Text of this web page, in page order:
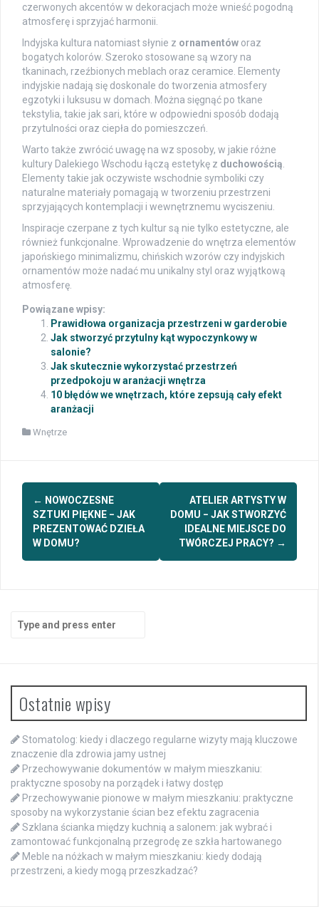
czerwonych akcentów w dekoracjach może wnieść pogodną
atmosferę i sprzyjać harmonii.
Indyjska kultura natomiast słynie z ornamentów oraz
bogatych kolorów. Szeroko stosowane są wzory na
tkaninach, rzeźbionych meblach oraz ceramice. Elementy
indyjskie nadają się doskonale do tworzenia atmosfery
egzotyki i luksusu w domach. Można sięgnąć po tkane
tekstylia, takie jak sari, które w odpowiedni sposób dodają
przytulności oraz ciepła do pomieszczeń.
Warto także zwrócić uwagę na wz sposoby, w jakie różne
kultury Dalekiego Wschodu łączą estetykę z duchowością.
Elementy takie jak oczywiste wschodnie symboliki czy
naturalne materiały pomagają w tworzeniu przestrzeni
sprzyjających kontemplacji i wewnętrznemu wyciszeniu.
Inspiracje czerpane z tych kultur są nie tylko estetyczne, ale
również funkcjonalne. Wprowadzenie do wnętrza elementów
japońskiego minimalizmu, chińskich wzorów czy indyjskich
ornamentów może nadać mu unikalny styl oraz wyjątkową
atmosferę.
Powiązane wpisy:
Prawidłowa organizacja przestrzeni w garderobie
Jak stworzyć przytulny kąt wypoczynkowy w
salonie?
Jak skutecznie wykorzystać przestrzeń
przedpokoju w aranżacji wnętrza
10 błędów we wnętrzach, które zepsują cały efekt
aranżacji
Wnętrze
Post
navigation
← NOWOCZESNE
SZTUKI PIĘKNE − JAK
PREZENTOWAĆ DZIEŁA
W DOMU?
ATELIER ARTYSTY W
DOMU − JAK STWORZYĆ
IDEALNE MIEJSCE DO
TWÓRCZEJ PRACY? →
Search
for:
Ostatnie wpisy
Stomatolog: kiedy i dlaczego regularne wizyty mają kluczowe
znaczenie dla zdrowia jamy ustnej
Przechowywanie dokumentów w małym mieszkaniu:
praktyczne sposoby na porządek i łatwy dostęp
Przechowywanie pionowe w małym mieszkaniu: praktyczne
sposoby na wykorzystanie ścian bez efektu zagracenia
Szklana ścianka między kuchnią a salonem: jak wybrać i
zamontować funkcjonalną przegrodę ze szkła hartowanego
Meble na nóżkach w małym mieszkaniu: kiedy dodają
przestrzeni, a kiedy mogą przeszkadzać?